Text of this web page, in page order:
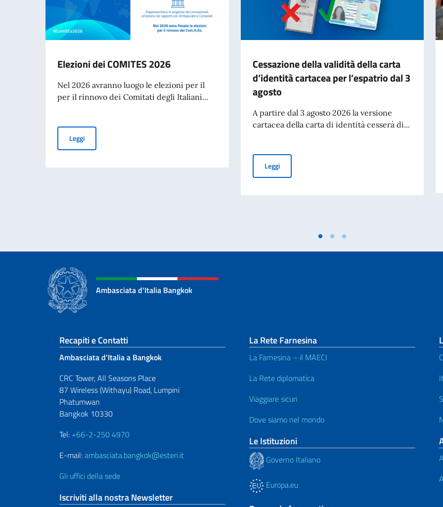
Elezioni dei COMITES 2026
Nel 2026 avranno luogo le elezioni per il
per il rinnovo dei Comitati degli Italiani...
LeggiElezioni dei COMITES 2026
Cessazione della validità della carta
d’identità cartacea per l’espatrio dal 3
agosto
A partire dal 3 agosto 2026 la versione
cartacea della carta di identità cesserà di...
LeggiCessazione della validità della carta d’identità cartacea
Ambasciata d'Italia Bangkok
Sezione footer
Recapiti e Contatti
Ambasciata d’Italia a Bangkok
CRC Tower, All Seasons Place
87 Wireless (Withayu) Road, Lumpini
Phatumwan
Bangkok 10330
Tel: +66-2-250 4970
E-mail:ambasciata.bangkok@esteri.it
Gli uffici della sede
Iscriviti alla nostra Newsletter
La Rete Farnesina
La Farnesina – il MAECI
La Rete diplomatica
Viaggiare sicuri
Dove siamo nel mondo
Le Istituzioni
Governo Italiano
Europa.eu